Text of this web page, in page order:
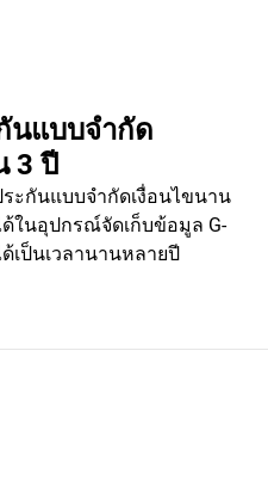
นแบบจำกัด
3 ปี
ะกันแบบจำกัดเงื่อนไขนาน
ในอุปกรณ์จัดเก็บข้อมูล G-
เป็นเวลานานหลายปี